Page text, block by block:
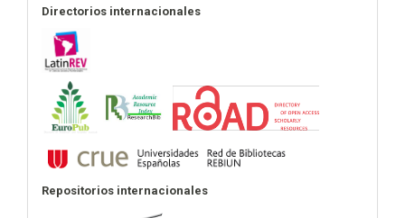
Directorios internacionales
Repositorios internacionales